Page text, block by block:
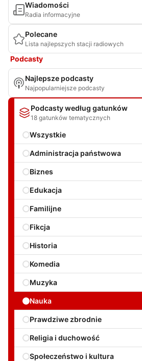
Wiadomości
Radia informacyjne
Polecane
Lista najlepszych stacji radiowych
Podcasty
Najlepsze podcasty
Najpopularniejsze podcasty
Podcasty według gatunków
18 gatunków tematycznych
Wszystkie
Administracja państwowa
Biznes
Edukacja
Familijne
Fikcja
Historia
Komedia
Muzyka
Nauka
Prawdziwe zbrodnie
Religia i duchowość
Społeczeństwo i kultura